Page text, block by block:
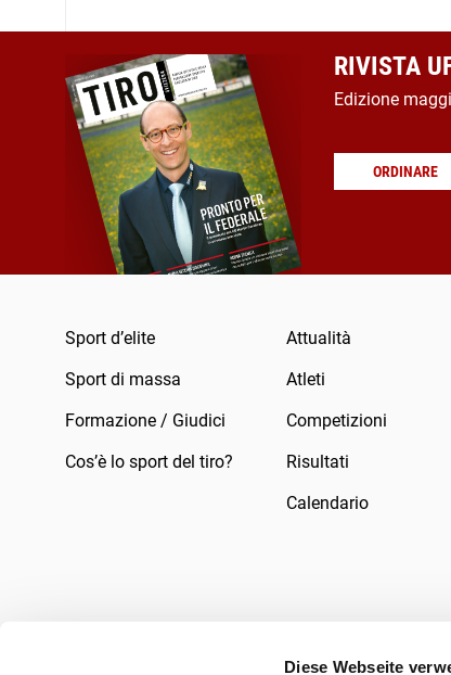
Diese Webseite
RIVISTA
Edizione
ORDINARE
Sport d’elite
Sport di massa
Formazione / Giudici
Cos’è lo sport del tiro?
Attualità
Atleti
Competizioni
Risultati
Calendario